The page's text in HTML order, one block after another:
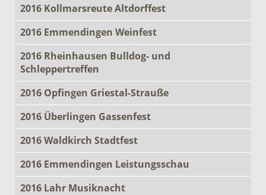
2016 Kollmarsreute Altdorffest
2016 Emmendingen Weinfest
2016 Rheinhausen Bulldog- und
Schleppertreffen
2016 Opfingen Griestal-Strauße
2016 Überlingen Gassenfest
2016 Waldkirch Stadtfest
2016 Emmendingen Leistungsschau
2016 Lahr Musiknacht